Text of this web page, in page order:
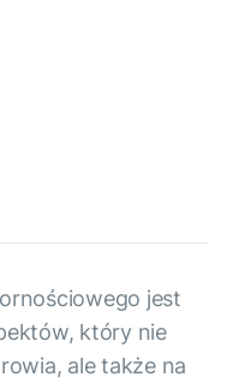
jest
który nie
ale także na